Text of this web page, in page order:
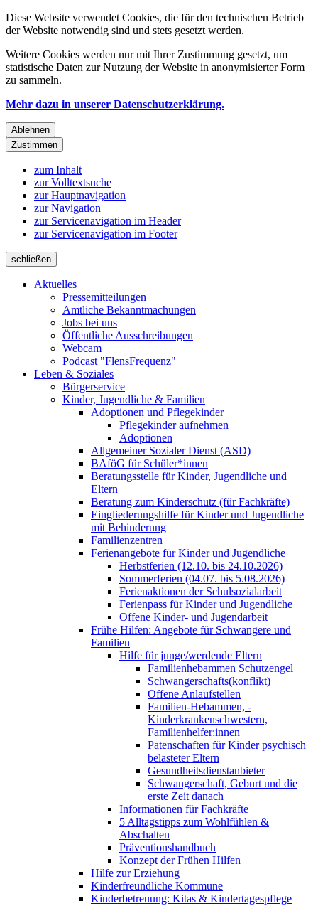
Diese Website verwendet Cookies, die für den technischen Betrieb
der Website notwendig sind und stets gesetzt werden.
Weitere Cookies werden nur mit Ihrer Zustimmung gesetzt, um
statistische Daten zur Nutzung der Website in anonymisierter Form
zu sammeln.
Mehr dazu in unserer Datenschutzerklärung.
Ablehnen
Zustimmen
zum Inhalt
zur Volltextsuche
zur Hauptnavigation
zur Navigation
zur Servicenavigation im Header
zur Servicenavigation im Footer
schließen
Aktuelles
Pressemitteilungen
Amtliche Bekanntmachungen
Jobs bei uns
Öffentliche Ausschreibungen
Webcam
Podcast "FlensFrequenz"
Leben & Soziales
Bürgerservice
Kinder, Jugendliche & Familien
Adoptionen und Pflegekinder
Pflegekinder aufnehmen
Adoptionen
Allgemeiner Sozialer Dienst (ASD)
BAföG für Schüler*innen
Beratungsstelle für Kinder, Jugendliche und
Eltern
Beratung zum Kinderschutz (für Fachkräfte)
Eingliederungshilfe für Kinder und Jugendliche
mit Behinderung
Familienzentren
Ferienangebote für Kinder und Jugendliche
Herbstferien (12.10. bis 24.10.2026)
Sommerferien (04.07. bis 5.08.2026)
Ferienaktionen der Schulsozialarbeit
Ferienpass für Kinder und Jugendliche
Offene Kinder- und Jugendarbeit
Frühe Hilfen: Angebote für Schwangere und
Familien
Hilfe für junge/werdende Eltern
Familienhebammen Schutzengel
Schwangerschafts(konflikt)
Offene Anlaufstellen
Familien-Hebammen, -
Kinderkrankenschwestern,
Familienhelfer:innen
Patenschaften für Kinder psychisch
belasteter Eltern
Gesundheitsdienstanbieter
Schwangerschaft, Geburt und die
erste Zeit danach
Informationen für Fachkräfte
5 Alltagstipps zum Wohlfühlen &
Abschalten
Präventionshandbuch
Konzept der Frühen Hilfen
Hilfe zur Erziehung
Kinderfreundliche Kommune
Kinderbetreuung: Kitas & Kindertagespflege